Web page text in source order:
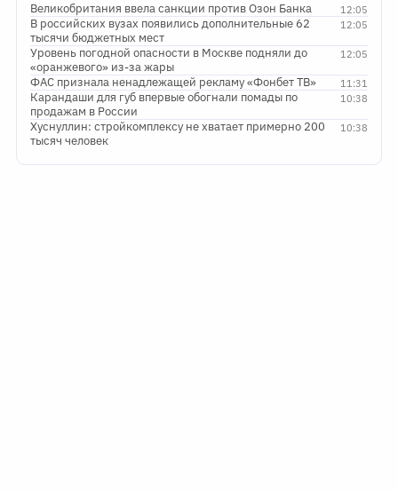
12:05
Великобритания ввела санкции против Озон Банка
12:05
В российских вузах появились дополнительные 62
тысячи бюджетных мест
12:05
Уровень погодной опасности в Москве подняли до
«оранжевого» из-за жары
11:31
ФАС признала ненадлежащей рекламу «Фонбет ТВ»
10:38
Карандаши для губ впервые обогнали помады по
продажам в России
10:38
Хуснуллин: стройкомплексу не хватает примерно 200
тысяч человек